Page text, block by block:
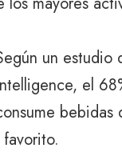
un estudio
el